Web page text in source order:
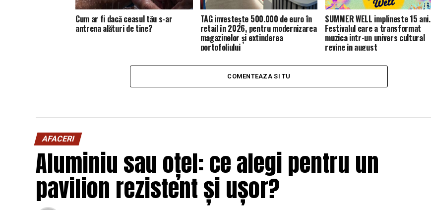
Cum ar fi dacă ceasul tău s-ar
antrena alături de tine?
TAG investește 500.000 de euro în
retail în 2026, pentru modernizarea
magazinelor și extinderea
portofoliului
SUMMER WELL implineste 15 ani.
Festivalul care a transformat
muzica intr-un univers cultural
revine in august
COMENTEAZA SI TU
AFACERI
Aluminiu sau oțel: ce alegi pentru un
pavilion rezistent și ușor?